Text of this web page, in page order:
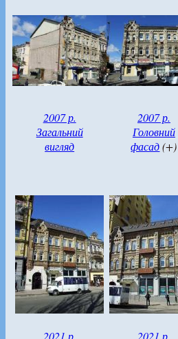
2007 р.
Загальний
вигляд
2007 р.
Головний
фасад(+)